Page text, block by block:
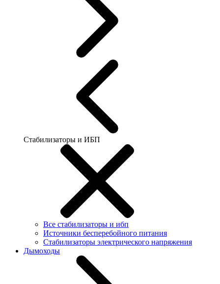
Стабилизаторы и ИБП
Все стабилизаторы и ибп
Источники бесперебойного питания
Стабилизаторы электрического напряжения
Дымоходы